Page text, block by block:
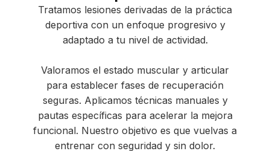
Tratamos lesiones derivadas de la práctica
deportiva con un enfoque progresivo y
adaptado a tu nivel de actividad.
Valoramos el estado muscular y articular
para establecer fases de recuperación
seguras. Aplicamos técnicas manuales y
pautas específicas para acelerar la mejora
funcional. Nuestro objetivo es que vuelvas a
entrenar con seguridad y sin dolor.